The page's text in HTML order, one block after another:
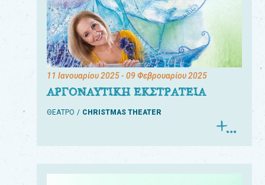
11 Ιανουαρίου 2025- 09 Φεβρουαρίου 2025
ΑΡΓΟΝΑΥΤΙΚΗ ΕΚΣΤΡΑΤΕΙΑ
ΘΕΑΤΡΟ CHRISTMAS THEATER